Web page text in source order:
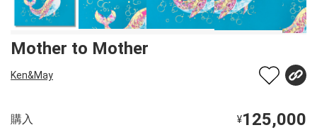
Mother to Mother
Ken&May
購入 ¥125,000